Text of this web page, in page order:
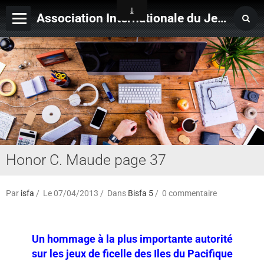
Association Internationale du Jeu de Ficelle
Page d'accueil
Derniers ajouts
Honor C. Maude page 37
Par isfa Le 07/04/2013 Dans Bisfa 5 0 commentaire
Un hommage à la plus importante autorité
sur les jeux de ficelle des Iles du Pacifique